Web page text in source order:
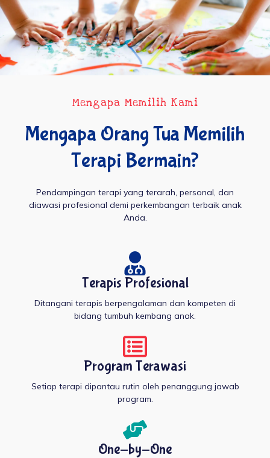
Mengapa Memilih Kami
Mengapa Orang Tua Memilih
Terapi Bermain?
Pendampingan terapi yang terarah, personal, dan
diawasi profesional demi perkembangan terbaik anak
Anda.
Terapis Profesional
Ditangani terapis berpengalaman dan kompeten di
bidang tumbuh kembang anak.
Program Terawasi
Setiap terapi dipantau rutin oleh penanggung jawab
program.
One-by-One